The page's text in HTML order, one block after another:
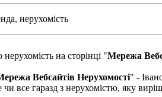
нерухомість
нерухомість на сторінці "Мережа
Вебсайтів Нерухомості" -
чи все гаразд з нерухомістю, яку